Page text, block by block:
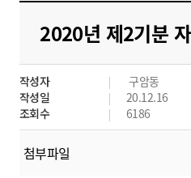
도
시
군
산
2020년 제2기분
작성자
구암동
작성일
20.12.16
조회수
6186
첨부파일